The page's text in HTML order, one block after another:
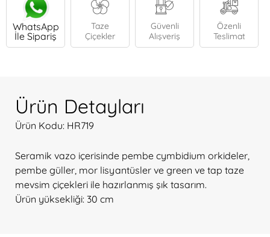
WhatsApp
İle Sipariş
Taze
Çiçekler
Güvenli
Alışveriş
Özenli
Teslimat
Ürün Detayları
Ürün Kodu: HR719
Seramik vazo içerisinde pembe cymbidium orkideler,
pembe güller, mor lisyantüsler ve green ve tap taze
mevsim çiçekleri ile hazırlanmış şık tasarım.
Ürün yüksekliği: 30 cm